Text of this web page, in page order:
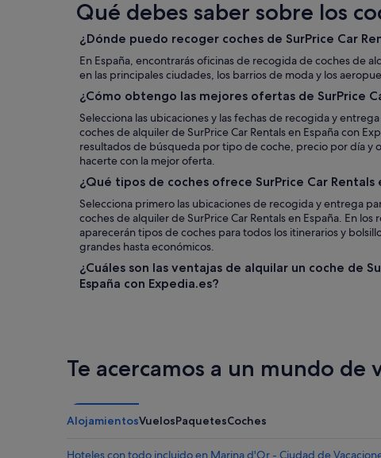
Qué debes saber sobre los
¿Dónde puedo recoger coches de SurPrice Car
En España, encontrarás oficinas de recogida de coches de
en las principales ciudades, los barrios de moda y los
¿Cómo obtengo las mejores ofertas de SurPrice
Selecciona las ubicaciones y las fechas de recogida y
coches de alquiler de SurPrice Car Rentals en España con
resultados de búsqueda por tipo de coche, precio por día y
hacerte con la mejor oferta.
¿Qué tipos de coches ofrece SurPrice Car Rentals
Selecciona primero las ubicaciones de recogida y entrega
coches de alquiler de SurPrice Car Rentals en España. En
aparecerán tipos de coches para todos los itinerarios y
grandes hasta económicos.
¿Cuáles son las ventajas de alquilar un coche de
España con Expedia.es?
Te acercamos a un mundo de
AlojamientosVuelosPaquetesCoches
Hoteles con todo incluido en Marina d'Or - Ciudad de